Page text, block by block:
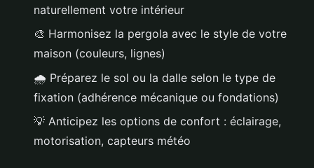
naturellement votre intérieur
🎨 Harmonisez la pergola avec le style de votre
maison (couleurs, lignes)
🌧️ Préparez le sol ou la dalle selon le type de
fixation (adhérence mécanique ou fondations)
💡 Anticipez les options de confort : éclairage,
motorisation, capteurs météo